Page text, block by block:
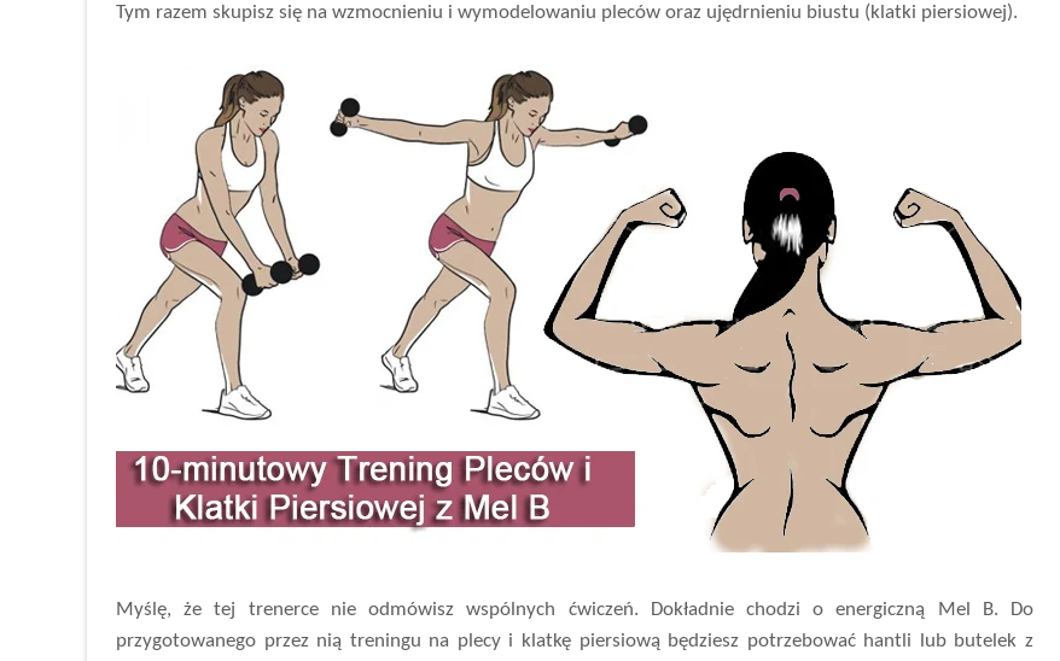
Tym razem skupisz się na wzmocnieniu i wymodelowaniu pleców oraz ujędrnieniu biustu (klatki piersiowej).
Myślę, że tej trenerce nie odmówisz wspólnych ćwiczeń. Dokładnie chodzi o energiczną Mel B. Do
przygotowanego przez nią treningu na plecy i klatkę piersiową będziesz potrzebować hantli lub butelek z